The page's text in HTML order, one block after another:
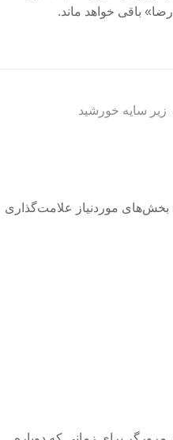
باقی خواهد ماند.
زیر سایه خورشید
بخش‌های موردنیاز علامت‌گذاری